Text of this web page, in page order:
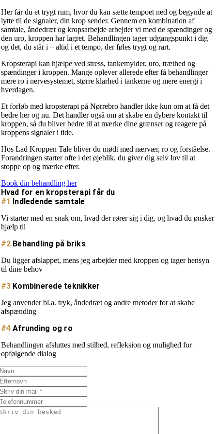
Her får du et trygt rum, hvor du kan sætte tempoet ned og begynde at
lytte til de signaler, din krop sender. Gennem en kombination af
samtale, åndedræt og kropsarbejde arbejder vi med de spændinger og
den uro, kroppen har lagret. Behandlingen tager udgangspunkt i dig
og det, du står i – altid i et tempo, der føles trygt og rart.
Kropsterapi kan hjælpe ved stress, tankemylder, uro, træthed og
spændinger i kroppen. Mange oplever allerede efter få behandlinger
mere ro i nervesystemet, større klarhed i tankerne og mere energi i
hverdagen.
Et forløb med kropsterapi på Nørrebro handler ikke kun om at få det
bedre her og nu. Det handler også om at skabe en dybere kontakt til
kroppen, så du bliver bedre til at mærke dine grænser og reagere på
kroppens signaler i tide.
Hos Lad Kroppen Tale bliver du mødt med nærvær, ro og forståelse.
Forandringen starter ofte i det øjeblik, du giver dig selv lov til at
stoppe op og mærke efter.
Book din behandling her
Hvad for en kropsterapi får du
#1 Indledende samtale
Vi starter med en snak om, hvad der rører sig i dig, og hvad du ønsker
hjælp til
#2 Behandling på briks
Du ligger afslappet, mens jeg arbejder med kroppen og tager hensyn
til dine behov
#3 Kombinerede teknikker
Jeg anvender bl.a. tryk, åndedræt og andre metoder for at skabe
afspænding
#4 Afrunding og ro
Behandlingen afsluttes med stilhed, refleksion og mulighed for
opfølgende dialog